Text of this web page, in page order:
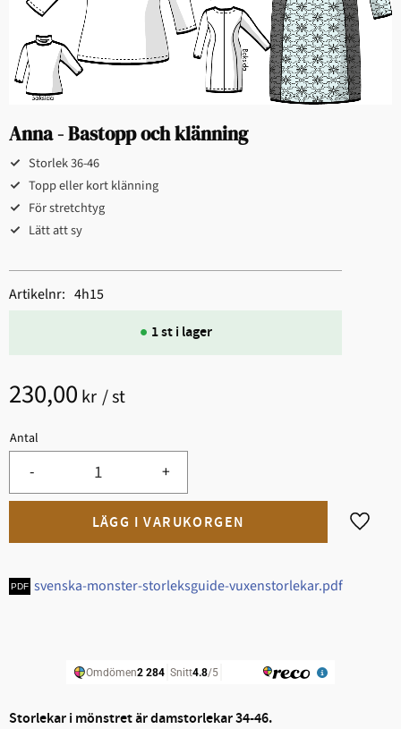
Anna - Bastopp och klänning
Storlek 36-46​​​​
Topp eller kort klänning​​​​​
​För stretchtyg​​​​
Lätt att sy​​
230,00 kr /st
Antal
+
-
Lägg
1 st i lager
Artikelnr 4h15
svenska-monster-storleksguide-vuxenstorlekar.pdf
Storlekar i mönstret är damstorlekar 34-46.